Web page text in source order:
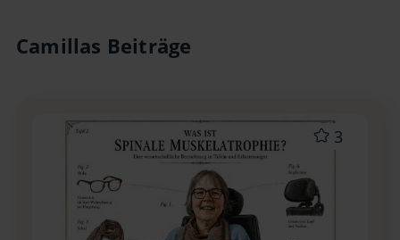
Camillas Beiträge
3